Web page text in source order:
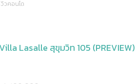
วคอนโด
Lasalle สุขุมวิท 105 (PREVIEW)